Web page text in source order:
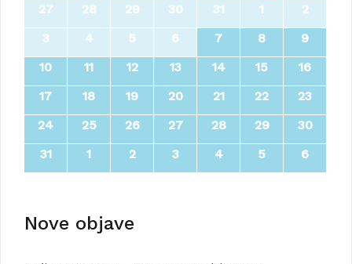
27
28 29 30 31 1
2
3
4 5 6 7 8
9
10
11 12 13 14 15
16
17
18 19 20 21 22
23
24
25 26 27 28 29
30
31
1 2 3 4 5 6
Nove objave